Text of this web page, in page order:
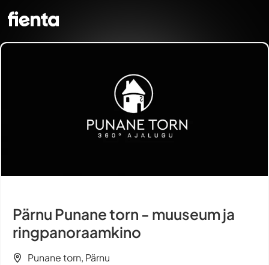
Pärnu Punane torn - muuseum ja
ringpanoraamkino
Punane torn, Pärnu